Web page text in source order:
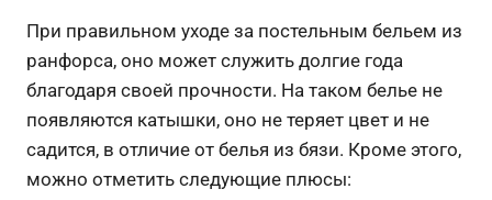
При правильном уходе за постельным бельем из
ранфорса, оно может служить долгие года
благодаря своей прочности. На таком белье не
появляются катышки, оно не теряет цвет и не
садится, в отличие от белья из бязи. Кроме этого,
можно отметить следующие плюсы: